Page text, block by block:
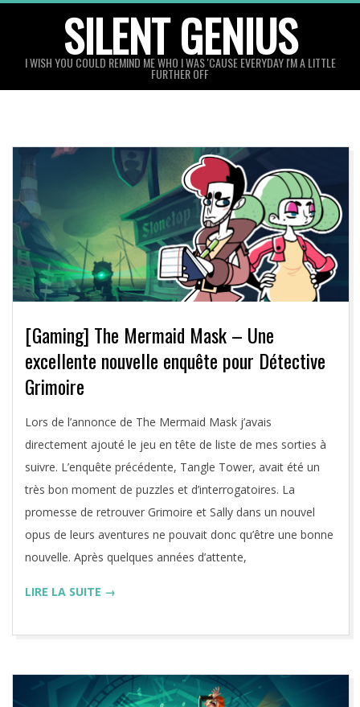
content
SILENT GENIUS
I WISH YOU COULD REMIND ME WHO I WAS 'CAUSE EVERYDAY I'M A LITTLE
FURTHER OFF
[Gaming] The Mermaid Mask – Une
excellente nouvelle enquête pour Détective
Grimoire
2026-
08-
02
Lors de l’annonce de The Mermaid Mask j’avais
directement ajouté le jeu en tête de liste de mes sorties à
suivre. L’enquête précédente, Tangle Tower, avait été un
très bon moment de puzzles et d’interrogatoires. La
promesse de retrouver Grimoire et Sally dans un nouvel
opus de leurs aventures ne pouvait donc qu’être une bonne
nouvelle. Après quelques années d’attente,
LIRE LA SUITE →